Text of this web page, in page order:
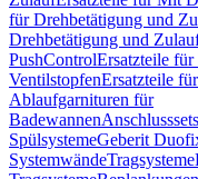
für Drehbetätigung und
Drehbetätigung und
PushControlErsatzteile
VentilstopfenErsatzteile
Ablaufgarnituren für
BadewannenAnschlusssets
SpülsystemeGeberit
SystemwändeTragsysteme